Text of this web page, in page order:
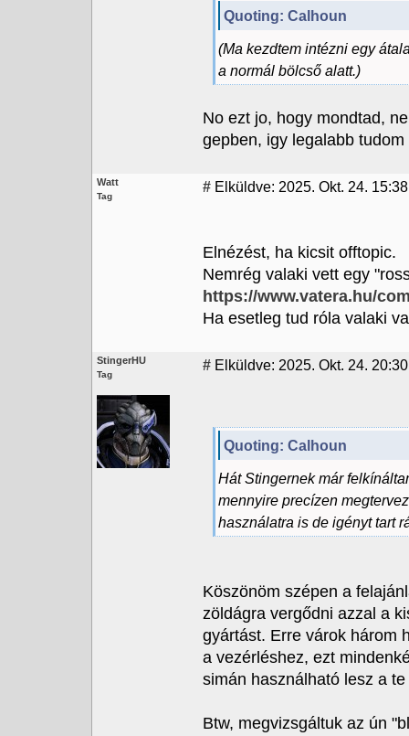
Quoting: Calhoun
(Ma kezdtem intézni egy
a normál bölcső alatt.)
No ezt jo, hogy mondtad,
gepben, igy legalabb
Watt
Tag
# Elküldve: 2025. Okt. 24. 15:38
Elnézést, ha kicsit offtopic.
Nemrég valaki vett egy
https://www.vatera.hu/
Ha esetleg tud róla valaki
StingerHU
Tag
# Elküldve: 2025. Okt. 24.
Quoting: Calhoun
Hát Stingernek már
mennyire precízen
használatra is de igényt tart
Köszönöm szépen a
zöldágra vergődni azzal a
gyártást. Erre várok három
a vezérléshez, ezt
simán használható lesz a
Btw, megvizsgáltuk az ún